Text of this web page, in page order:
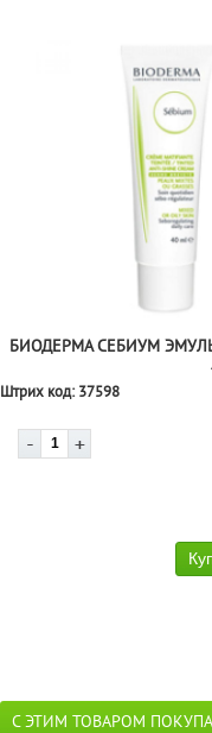
БИОДЕРМА СЕБИУМ
Штрих код:37598
С ЭТИМ ТОВАРОМ